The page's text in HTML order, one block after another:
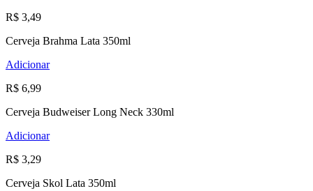
R$ 3,49
Cerveja Brahma Lata 350ml
Adicionar
R$ 6,99
Cerveja Budweiser Long Neck 330ml
Adicionar
R$ 3,29
Cerveja Skol Lata 350ml